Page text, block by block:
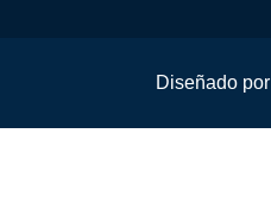
Diseñado por